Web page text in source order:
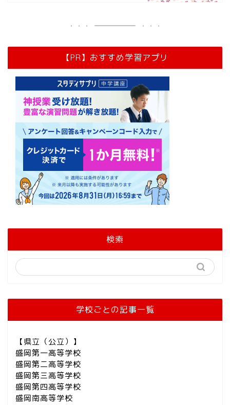
【PR】おすすめ学習アプリ
検索
学校ごとの記事一覧
【県立（公立）】
盛岡第一高等学校
盛岡第二高等学校
盛岡第三高等学校
盛岡第四高等学校
盛岡南高等学校